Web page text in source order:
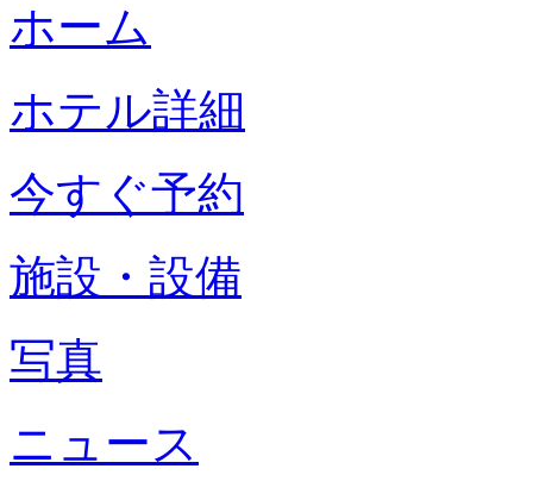
ホーム
ホテル詳細
今すぐ予約
施設・設備
写真
ニュース